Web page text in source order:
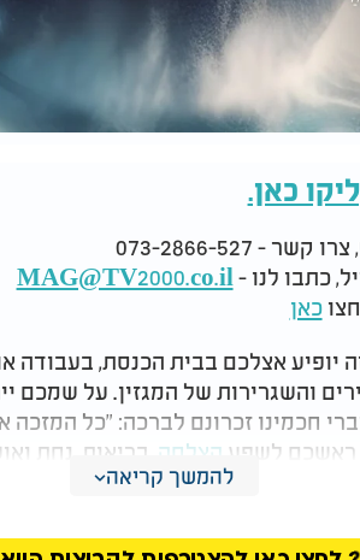
כאן.
073-2866-527
כתבו לנו - MAG@TV2000.co.il
כאן
יופיע אצלכם בבית הכנסת, בעבודה
והשגרירות של המגזין. על שמכם
חכמינו זכרונם לברכה: "כל
ראשכם לשפע הצלחה , בריאות, נחת
להמשך קריאה